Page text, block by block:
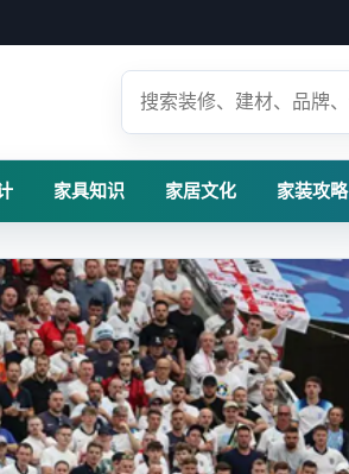
家具知识 家居文化 家装攻略